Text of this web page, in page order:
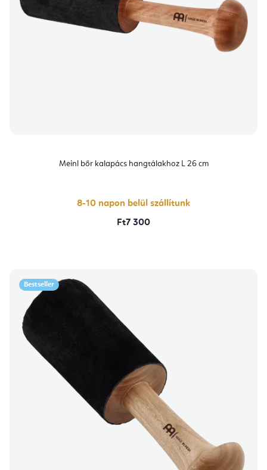
Meinl bőr kalapács hangtálakhoz L 26 cm
8-10 napon belül szállítunk
Ft7 300
Bestseller